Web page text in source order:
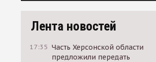
Лента новостей
17:35 Часть Херсонской области
предложили передать